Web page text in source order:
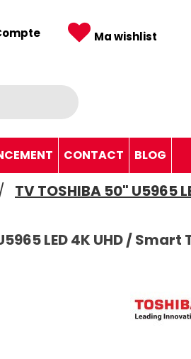
Ma wishlist
CONTACT BLOG
TV TOSHIBA 50" U5965
LED 4K UHD / Smart